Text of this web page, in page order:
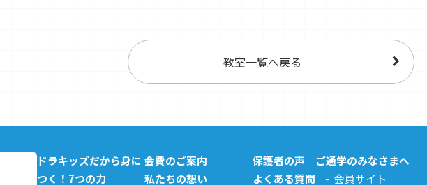
教室一覧へ戻る
ドラキッズだから身に
つく！7つの力
会費のご案内
私たちの想い
保護者の声
よくある質問
ご通学のみなさまへ
会員サイト